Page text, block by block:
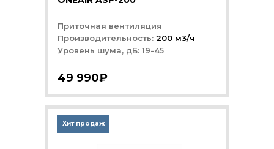
49 990₽
Приточная вентиляция
Производительность: 200 м3/ч
Уровень шума, дБ: 19-45
Хит продаж